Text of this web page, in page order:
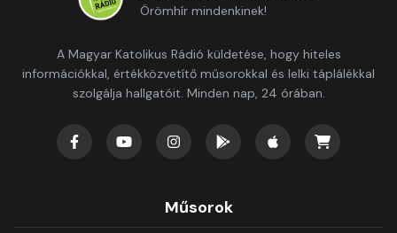
Örömhír mindenkinek!
A Magyar Katolikus Rádió küldetése, hogy hiteles
információkkal, értékközvetítő műsorokkal és lelki táplálékkal
szolgálja hallgatóit. Minden nap, 24 órában.
Műsorok